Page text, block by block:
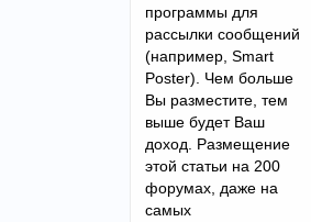
программы для
рассылки сообщений
(например, Smart
Poster). Чем больше
Вы разместите, тем
выше будет Ваш
доход. Размещение
этой статьи на 200
форумах, даже на
самых